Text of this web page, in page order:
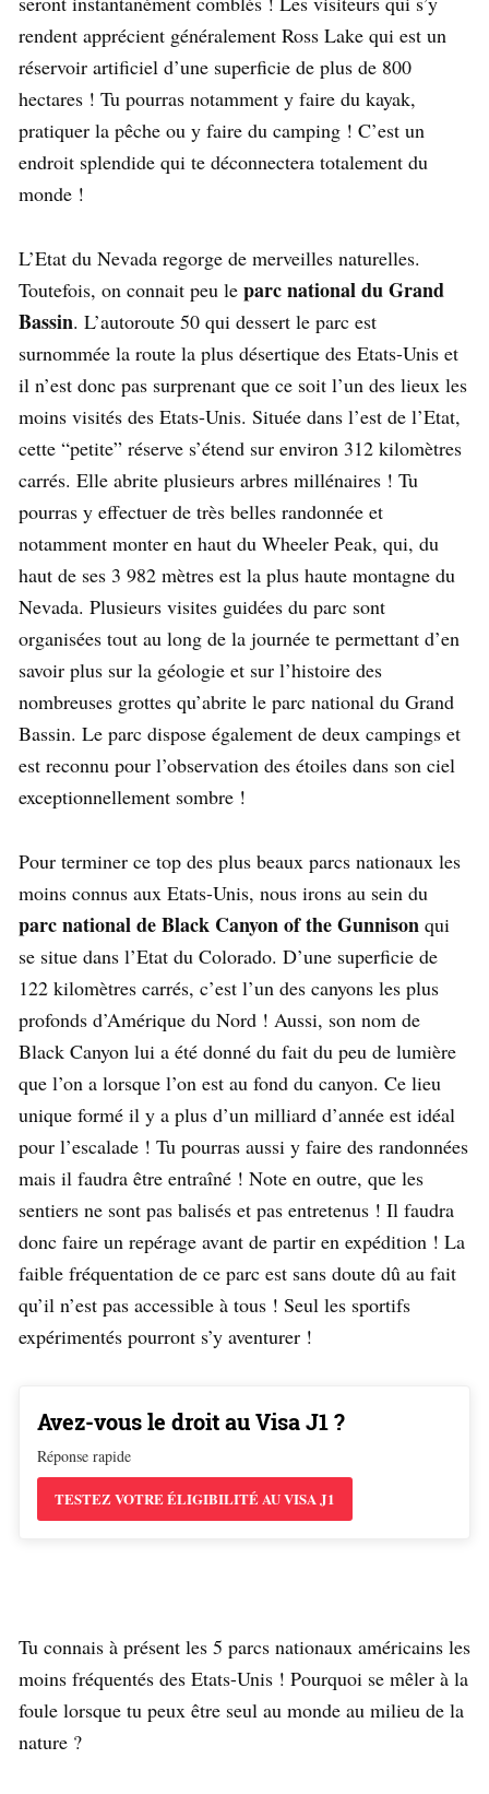
rendent apprécient généralement Ross Lake qui est un
réservoir artificiel d’une superficie de plus de 800
hectares ! Tu pourras notamment y faire du kayak,
pratiquer la pêche ou y faire du camping ! C’est un
endroit splendide qui te déconnectera totalement du
monde !
L’Etat du Nevada regorge de merveilles naturelles.
Toutefois, on connait peu le parc national du Grand
Bassin. L’autoroute 50 qui dessert le parc est
surnommée la route la plus désertique des Etats-Unis et
il n’est donc pas surprenant que ce soit l’un des lieux les
moins visités des Etats-Unis. Située dans l’est de l’Etat,
cette “petite” réserve s’étend sur environ 312 kilomètres
carrés. Elle abrite plusieurs arbres millénaires ! Tu
pourras y effectuer de très belles randonnée et
notamment monter en haut du Wheeler Peak, qui, du
haut de ses 3 982 mètres est la plus haute montagne du
Nevada. Plusieurs visites guidées du parc sont
organisées tout au long de la journée te permettant d’en
savoir plus sur la géologie et sur l’histoire des
nombreuses grottes qu’abrite le parc national du Grand
Bassin. Le parc dispose également de deux campings et
est reconnu pour l’observation des étoiles dans son ciel
exceptionnellement sombre !
Pour terminer ce top des plus beaux parcs nationaux les
moins connus aux Etats-Unis, nous irons au sein du
parc national de Black Canyon of the Gunnison qui
se situe dans l’Etat du Colorado. D’une superficie de
122 kilomètres carrés, c’est l’un des canyons les plus
profonds d’Amérique du Nord ! Aussi, son nom de
Black Canyon lui a été donné du fait du peu de lumière
que l’on a lorsque l’on est au fond du canyon. Ce lieu
unique formé il y a plus d’un milliard d’année est idéal
pour l’escalade ! Tu pourras aussi y faire des randonnées
mais il faudra être entraîné ! Note en outre, que les
sentiers ne sont pas balisés et pas entretenus ! Il faudra
donc faire un repérage avant de partir en expédition ! La
faible fréquentation de ce parc est sans doute dû au fait
qu’il n’est pas accessible à tous ! Seul les sportifs
expérimentés pourront s’y aventurer !
Avez-vous le droit au Visa J1 ?
Réponse rapide
TESTEZ VOTRE ÉLIGIBILITÉ AU VISA J1
Tu connais à présent les 5 parcs nationaux américains les
moins fréquentés des Etats-Unis ! Pourquoi se mêler à la
foule lorsque tu peux être seul au monde au milieu de la
nature ?